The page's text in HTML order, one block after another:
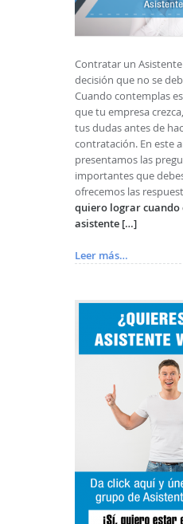
Contratar un
decisión que no se
Cuando contemplas
que tu empresa
tus dudas antes de
contratación. En este
presentamos las
importantes que
ofrecemos las
quiero lograr
asistente […]
Leer más…